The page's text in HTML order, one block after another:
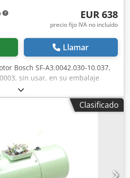
EUR 638
precio fijo IVA no incluído
Llamar
Bosch SF-A3.0042.030-10.037,
sin usar, en su embalaje
El alcance del suministro
Dedpoi D Hgbsfx Adwjck
Clasificado